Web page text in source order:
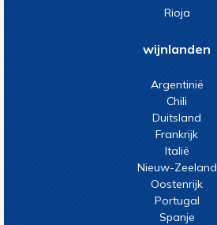
Rioja
wijnlanden
Argentinië
Chili
Duitsland
Frankrijk
Italië
Nieuw-Zeeland
Oostenrijk
Portugal
Spanje